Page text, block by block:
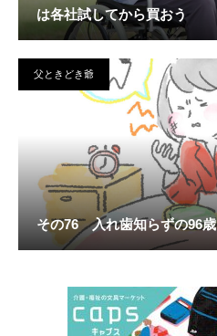
は各社試してから買おう
父ときどき爺
その76 入れ歯知らずの96歳